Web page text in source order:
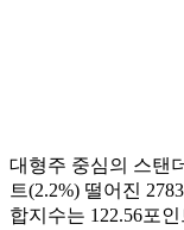
대형주 중심의 스탠
트(2.2%) 떨어진
합지수는 122.56포